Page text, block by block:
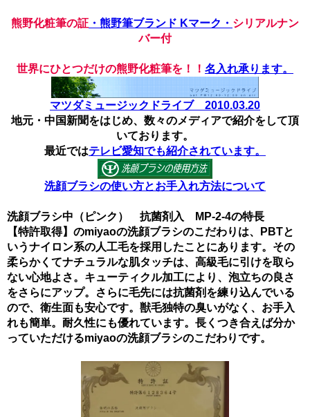
熊野化粧筆の証 ・熊野筆ブランド Kマーク・ シリアルナン
バー付
世界にひとつだけの熊野化粧筆を！！ 名入れ承ります。
マツダミュージックドライブ 2010.03.20
地元・中国新聞をはじめ、数々のメディアで紹介をして頂
いております。
最近ではテレビ愛知でも紹介されています。
洗顔ブラシの使い方とお手入れ方法について
洗顔ブラシ中（ピンク） 抗菌剤入 MP-2-4の特長
【特許取得】のmiyaoの洗顔ブラシのこだわりは、PBTと
いうナイロン系の人工毛を採用したことにあります。その
柔らかくてナチュラルな肌タッチは、高級毛に引けを取ら
ない心地よさ。キューティクル加工により、泡立ちの良さ
をさらにアップ。さらに毛先には抗菌剤を練り込んでいる
ので、衛生面も安心です。獣毛独特の臭いがなく、お手入
れも簡単。耐久性にも優れています。長くつき合えば分か
っていただけるmiyaoの洗顔ブラシのこだわりです。